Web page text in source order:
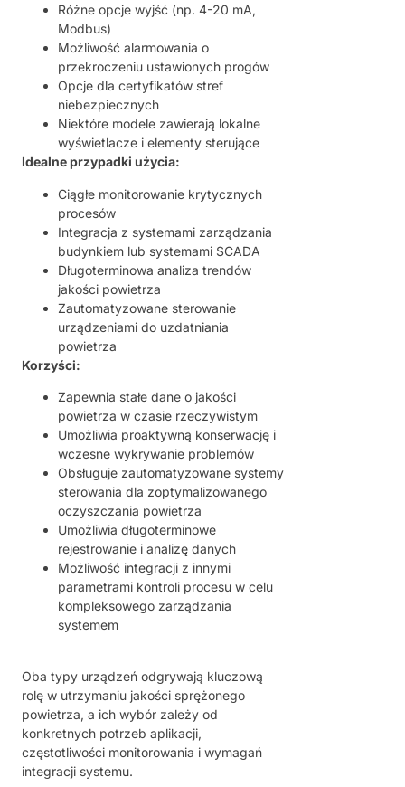
Różne opcje wyjść (np. 4-20 mA,
Modbus)
Możliwość alarmowania o
przekroczeniu ustawionych progów
Opcje dla certyfikatów stref
niebezpiecznych
Niektóre modele zawierają lokalne
wyświetlacze i elementy sterujące
Idealne przypadki użycia:
Ciągłe monitorowanie krytycznych
procesów
Integracja z systemami zarządzania
budynkiem lub systemami SCADA
Długoterminowa analiza trendów
jakości powietrza
Zautomatyzowane sterowanie
urządzeniami do uzdatniania
powietrza
Korzyści:
Zapewnia stałe dane o jakości
powietrza w czasie rzeczywistym
Umożliwia proaktywną konserwację i
wczesne wykrywanie problemów
Obsługuje zautomatyzowane systemy
sterowania dla zoptymalizowanego
oczyszczania powietrza
Umożliwia długoterminowe
rejestrowanie i analizę danych
Możliwość integracji z innymi
parametrami kontroli procesu w celu
kompleksowego zarządzania
systemem
Oba typy urządzeń odgrywają kluczową
rolę w utrzymaniu jakości sprężonego
powietrza, a ich wybór zależy od
konkretnych potrzeb aplikacji,
częstotliwości monitorowania i wymagań
integracji systemu.